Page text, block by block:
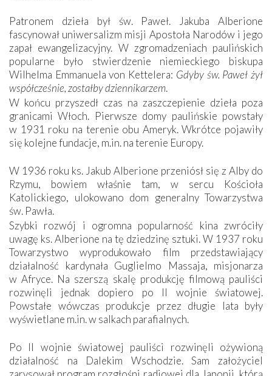
Patronem dzieła był św. Paweł. Jakuba Alberione
fascynował uniwersalizm misji Apostoła Narodów i jego
zapał ewangelizacyjny. W zgromadzeniach paulińskich
popularne było stwierdzenie niemieckiego biskupa
Wilhelma Emmanuela von Kettelera: Gdyby św. Paweł żył
współcześnie, zostałby dziennikarzem.
W końcu przyszedł czas na zaszczepienie dzieła poza
granicami Włoch. Pierwsze domy paulińskie powstały
w 1931 roku na terenie obu Ameryk. Wkrótce pojawiły
się kolejne fundacje, m.in. na terenie Europy.
W 1936 roku ks. Jakub Alberione przeniósł się z Alby do
Rzymu, bowiem właśnie tam, w sercu Kościoła
Katolickiego, ulokowano dom generalny Towarzystwa
św. Pawła.
Szybki rozwój i ogromna popularność kina zwróciły
uwagę ks. Alberione na tę dziedzinę sztuki. W 1937 roku
Towarzystwo wyprodukowało film przedstawiający
działalność kardynała Guglielmo Massaja, misjonarza
w Afryce. Na szerszą skalę produkcję filmową pauliści
rozwinęli jednak dopiero po II wojnie światowej.
Powstałe wówczas produkcje przez długie lata były
wyświetlane m.in. w salkach parafialnych.
Po II wojnie światowej pauliści rozwinęli ożywioną
działalność na Dalekim Wschodzie. Sam założyciel